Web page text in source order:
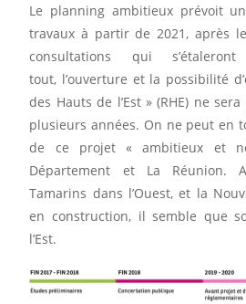
Le planning ambitieux prévoit
travaux à partir de 2021, après
consultations qui
tout, l’ouverture et la possibilité
des Hauts de l’Est » (RHE) ne
plusieurs années. On ne peut en
de ce projet « ambitieux et
Département et La Réunion.
Tamarins dans l’Ouest, et la
en construction, il semble que
l’Est.